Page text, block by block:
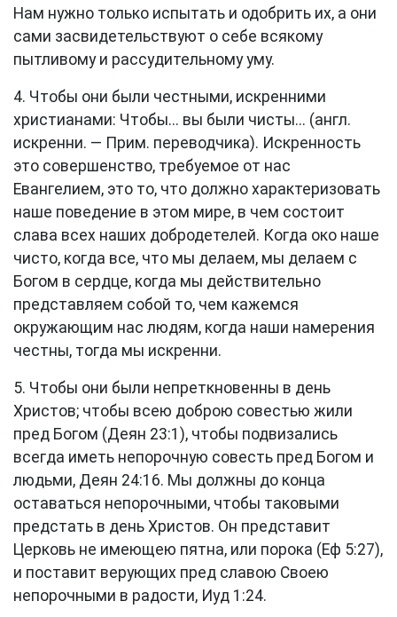
Нам нужно только испытать и одобрить их, а они
сами засвидетельствуют о себе всякому
пытливому и рассудительному уму.
4. Чтобы они были честными, искренними
христианами: Чтобы... вы были чисты... (англ.
искренни. — Прим. переводчика). Искренность
это совершенство, требуемое от нас
Евангелием, это то, что должно характеризовать
наше поведение в этом мире, в чем состоит
слава всех наших добродетелей. Когда око наше
чисто, когда все, что мы делаем, мы делаем с
Богом в сердце, когда мы действительно
представляем собой то, чем кажемся
окружающим нас людям, когда наши намерения
честны, тогда мы искренни.
5. Чтобы они были непреткновенны в день
Христов; чтобы всею доброю совестью жили
пред Богом (Деян 23:1 ), чтобы подвизались
всегда иметь непорочную совесть пред Богом и
людьми, Деян 24:16. Мы должны до конца
оставаться непорочными, чтобы таковыми
предстать в день Христов. Он представит
Церковь не имеющею пятна, или порока (Еф 5:27),
и поставит верующих пред славою Своею
непорочными в радости, Иуд 1:24.